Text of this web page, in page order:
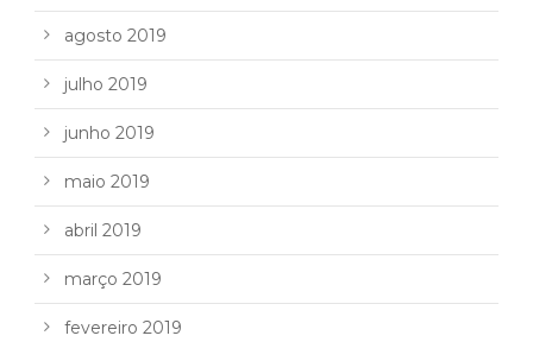
agosto 2019
julho 2019
junho 2019
maio 2019
abril 2019
março 2019
fevereiro 2019